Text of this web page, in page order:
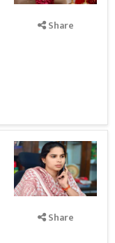
Share
Share